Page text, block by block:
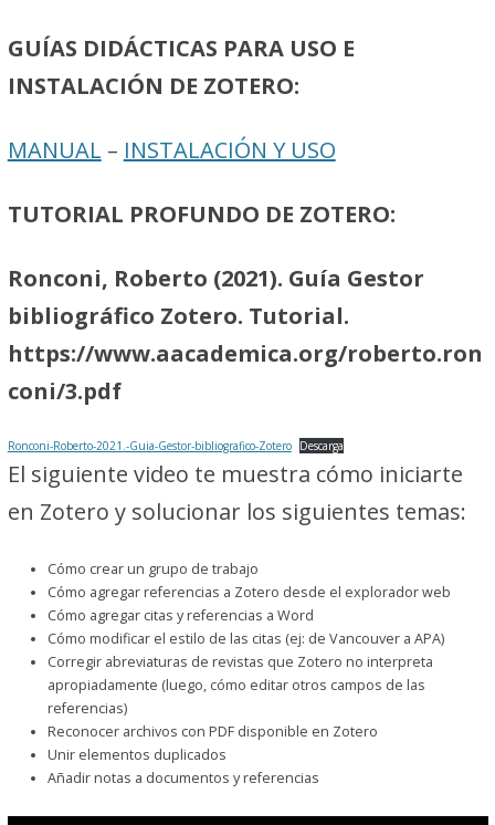
GUÍAS DIDÁCTICAS PARA USO E
INSTALACIÓN DE ZOTERO:
MANUAL – INSTALACIÓN Y USO
TUTORIAL PROFUNDO DE ZOTERO:
Ronconi, Roberto (2021). Guía Gestor
bibliográfico Zotero. Tutorial.
https://www.aacademica.org/roberto.ron
coni/3.pdf
Ronconi-Roberto-2021.-Guia-Gestor-bibliografico-Zotero Descarga
El siguiente video te muestra cómo iniciarte
en Zotero y solucionar los siguientes temas:
Cómo crear un grupo de trabajo
Cómo agregar referencias a Zotero desde el explorador web
Cómo agregar citas y referencias a Word
Cómo modificar el estilo de las citas (ej: de Vancouver a APA)
Corregir abreviaturas de revistas que Zotero no interpreta
apropiadamente (luego, cómo editar otros campos de las
referencias)
Reconocer archivos con PDF disponible en Zotero
Unir elementos duplicados
Añadir notas a documentos y referencias